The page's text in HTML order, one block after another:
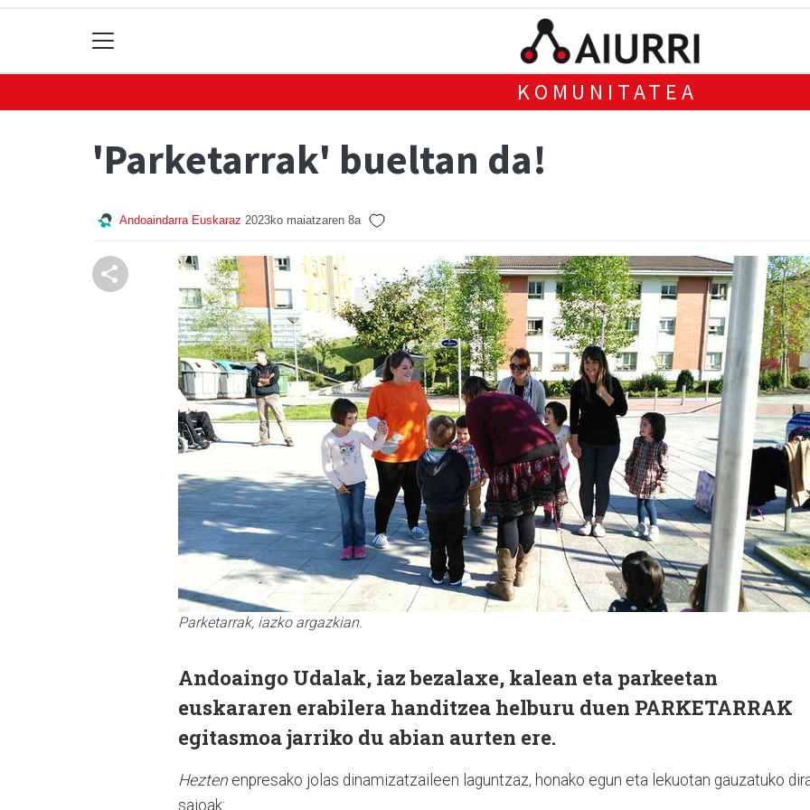
KOMUNITATEA
'Parketarrak' bueltan da!
Andoaindarra Euskaraz 2023ko maiatzaren 8a
Parketarrak, iazko argazkian.
Andoaingo Udalak, iaz bezalaxe, kalean eta parkeetan
euskararen erabilera handitzea helburu duen PARKETARRAK
egitasmoa jarriko du abian aurten ere.
Hezten enpresako jolas dinamizatzaileen laguntzaz, honako egun eta lekuotan gauzatuko
saioak: